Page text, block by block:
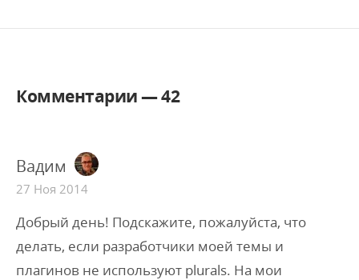
Комментарии —42
Вадим
27 Ноя 2014
Добрый день! Подскажите, пожалуйста, что
делать, если разработчики моей темы и
плагинов не используют plurals. На мои